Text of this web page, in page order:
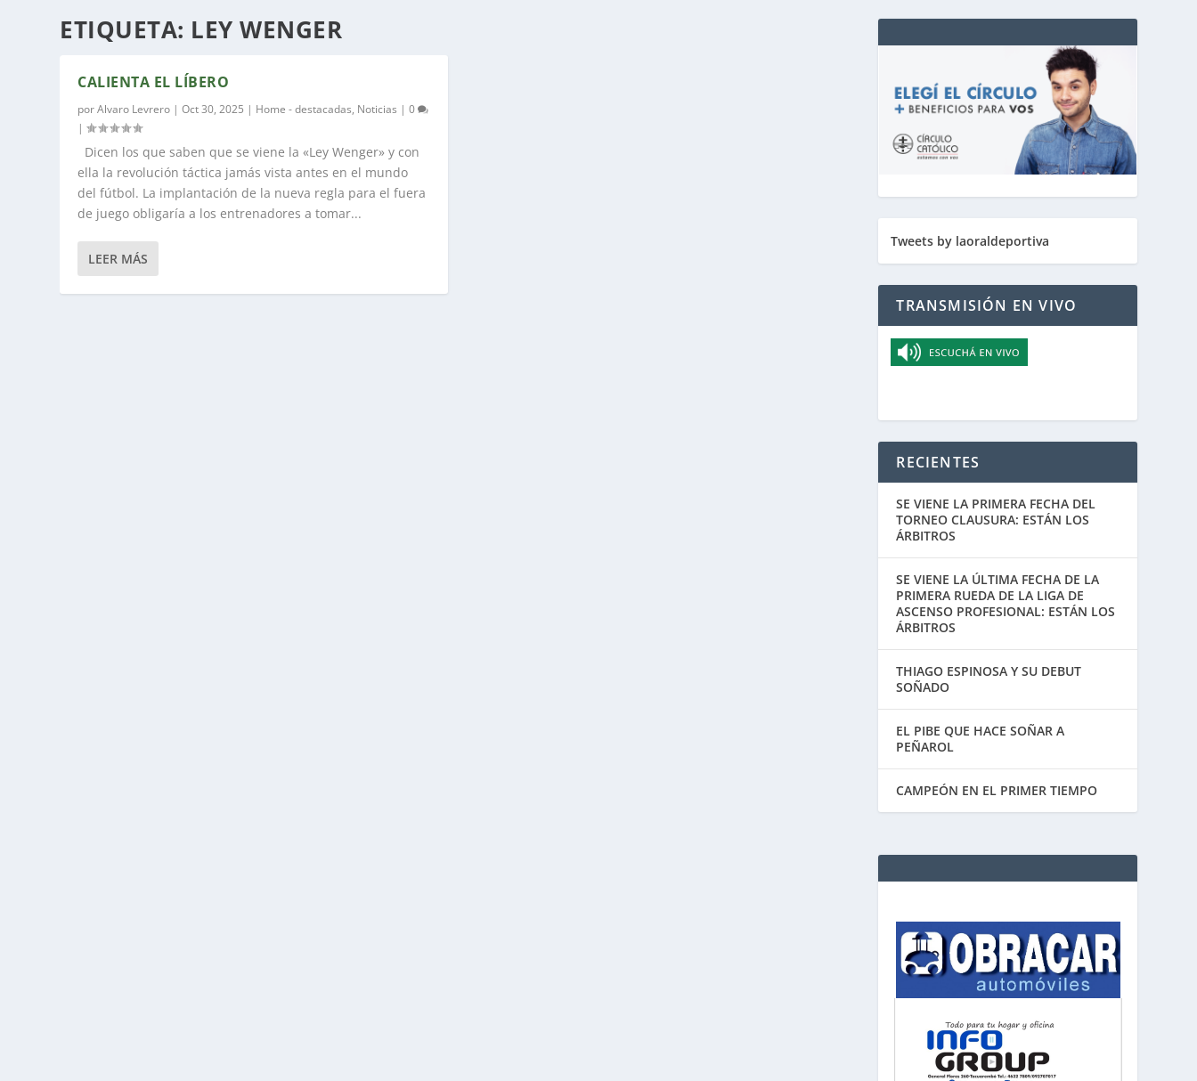
ETIQUETA: LEY WENGER
CALIENTA EL LÍBERO
porAlvaro Levrero |Oct 30, 2025 | Home - destacadas, Noticias |0
|
Dicen los que saben que se viene la «Ley Wenger» y con
ella la revolución táctica jamás vista antes en el mundo
del fútbol. La implantación de la nueva regla para el fuera
de juego obligaría a los entrenadores a tomar...
LEER MÁS
Tweets by laoraldeportiva
TRANSMISIÓN EN VIVO
RECIENTES
SE VIENE LA PRIMERA FECHA DEL
TORNEO CLAUSURA: ESTÁN LOS
ÁRBITROS
SE VIENE LA ÚLTIMA FECHA DE LA
PRIMERA RUEDA DE LA LIGA DE
ASCENSO PROFESIONAL: ESTÁN LOS
ÁRBITROS
THIAGO ESPINOSA Y SU DEBUT
SOÑADO
EL PIBE QUE HACE SOÑAR A
PEÑAROL
CAMPEÓN EN EL PRIMER TIEMPO